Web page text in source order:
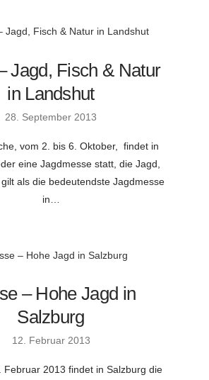
Jagd, Fisch & Natur
in Landshut
28. September 2013
vom 2. bis 6. Oktober, findet in
eine Jagdmesse statt, die Jagd,
als die bedeutendste Jagdmesse
in…
– Hohe Jagd in
Salzburg
12. Februar 2013
Februar 2013 findet in Salzburg die